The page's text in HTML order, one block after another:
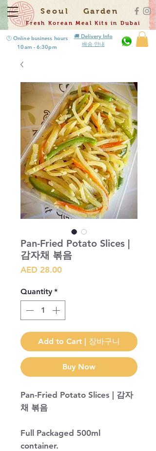
Seoul Garden
Fresh Korean Meal Kits in Dubai
🕒 Online business hours
10am - 6:30pm
🚚 Delivery Info
배송 안내
Pan-Fried Potato Slices |
감자채 볶음
AED 28.00Price
Quantity *
Add to Cart | 장바구니
Buy Now
Pan-Fried Potato Slices | 감자
채 볶음
Full Packaged 500ml
container.